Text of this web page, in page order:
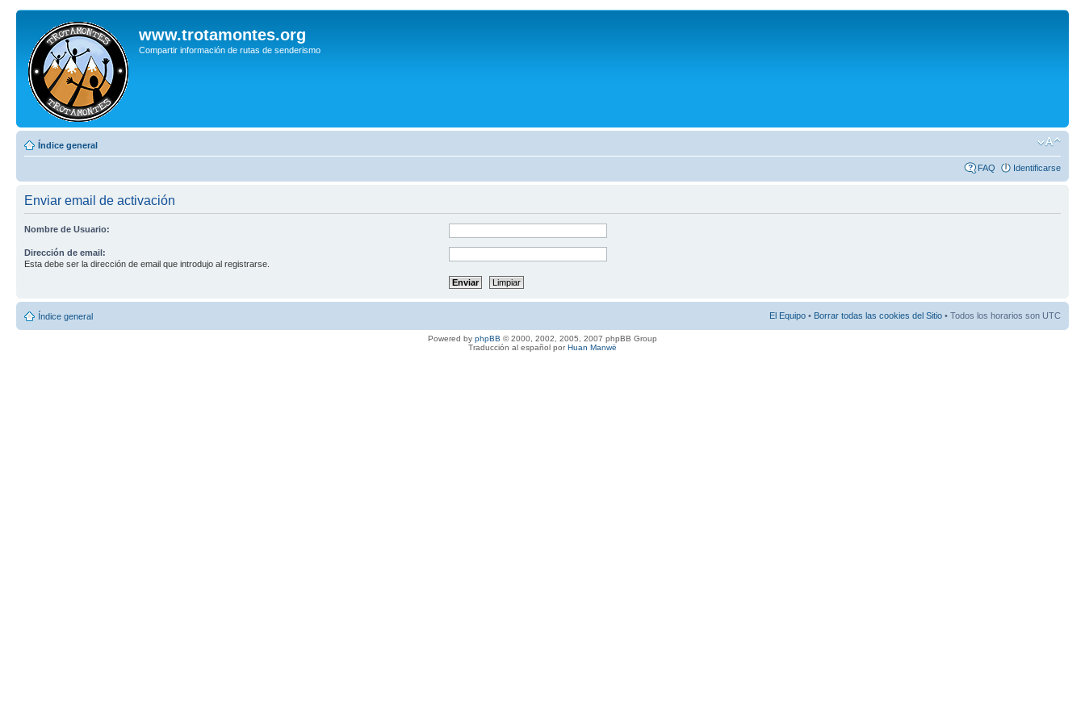
www.trotamontes.org
Compartir información de rutas de senderismo
Índice general
FAQ Identificarse
Enviar email de activación
Nombre de Usuario:
Dirección de email:
Esta debe ser la dirección de email que introdujo al registrarse.
Índice general El Equipo • Borrar todas las cookies del Sitio • Todos los horarios son UTC
Powered by phpBB © 2000, 2002, 2005, 2007 phpBB Group
Traducción al español porHuan Manwë